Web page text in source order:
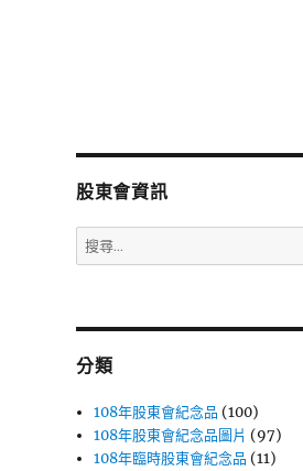
股東會資訊
搜
尋
字:
分類
108年股東會紀念品 (100)
108年股東會紀念品圖片 (97)
108年臨時股東會紀念品 (11)